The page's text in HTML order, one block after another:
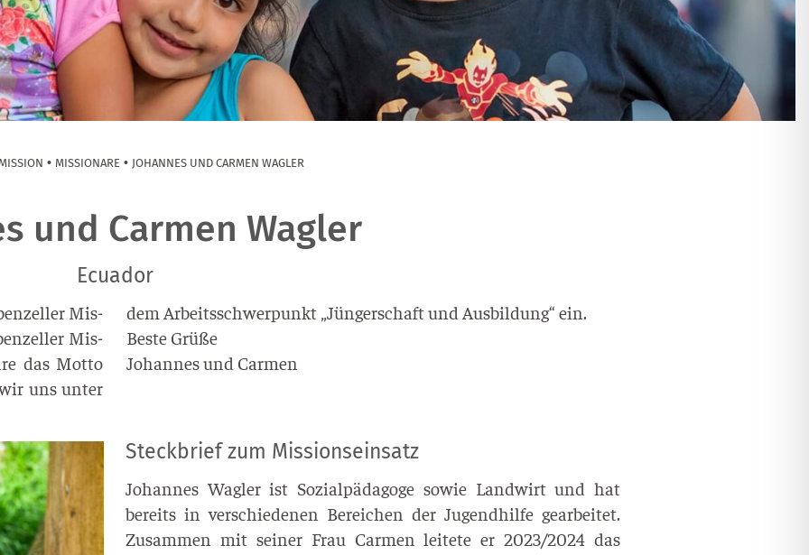
• MISSIONARE • JOHANNES UND CARMEN WAGLER
und Carmen Wagler
Ecuador
Mis­
Mis­
das Mot­to
uns unter
dem Arbeits­schwer­punkt „Jün­ger­schaft und Aus­bil­dung“ ein.
Bes­te Grü­ße
Johan­nes und Carmen
Steckbrief zum Missionseinsatz
Johan­nes Wag­ler ist Sozi­al­päd­ago­ge sowie Land­wirt und hat
bereits in ver­schie­de­nen Berei­chen der Jugend­hil­fe gear­bei­tet.
Zusam­men mit sei­ner Frau Car­men lei­te­te er 2023/2024 das